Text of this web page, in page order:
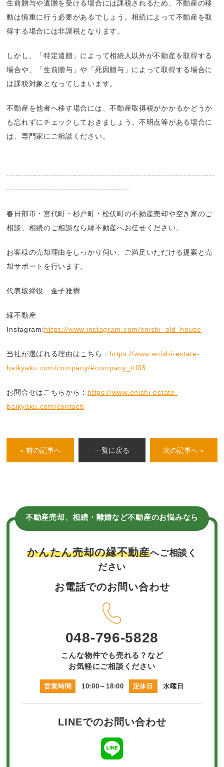
生前贈与や遺贈を受ける場合には課税されるため、不動産の移
動は慎重に行う必要があるでしょう。相続によって不動産を取
得する場合には非課税となります。
しかし、「特定遺贈」によって相続人以外が不動産を取得する
場合や、「生前贈与」や「死因贈与」によって取得する場合に
は課税対象となってしまいます。
不動産を他者へ移す場合には、不動産取得税がかかるかどうか
も忘れずにチェックしておきましょう。不明点等がある場合に
は、専門家にご相談ください。
-------------------------------------------------------------------------
-------------------------------------------
春日部市・宮代町・杉戸町・松伏町の不動産売却や空き家のご
相談、相続のご相談なら縁不動産へお任せください。
お客様の売却理由をしっかり伺い、ご満足いただける提案と売
却サポートを行います。
代表取締役 金子雅樹
縁不動産
Instagram:https://www.instagram.com/enishi_old_house
当社が選ばれる理由はこちら： https://www.enishi-estate-
baikyaku.com/company/#company_ttl03
お問合せはこちらから： https://www.enishi-estate-
baikyaku.com/contact/
« 前の記事へ 一覧に戻る 次の記事へ »
不動産売却、相続・離婚など不動産のお悩みなら
かんたん売却の縁不動産へご相談く
ださい
お電話でのお問い合わせ
048-796-5828
こんな物件でも売れる？など
お気軽にご相談ください
営業時間 10:00～18:00 定休日 水曜日
LINEでのお問い合わせ